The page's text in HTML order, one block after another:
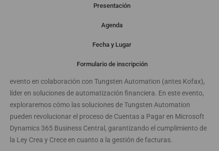
Presentación
Agenda
Fecha y Lugar
Formulario de inscripción
Desde ABAST tenemos el placer de invitarte a nuestro próximo
evento en colaboración con Tungsten Automation (antes Kofax),
líder en soluciones de automatización financiera. En este evento,
exploraremos cómo las soluciones de Tungsten Automation
pueden revolucionar el proceso de Cuentas a Pagar en Microsoft
Dynamics 365 Business Central, garantizando el cumplimiento de
la Ley Crea y Crece en cuanto a la gestión de facturas.